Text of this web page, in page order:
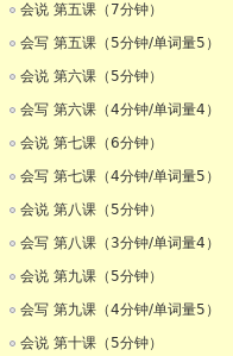
会说 第五课（7分钟）
会写 第五课（5分钟/单词量5）
会说 第六课（5分钟）
会写 第六课（4分钟/单词量4）
会说 第七课（6分钟）
会写 第七课（4分钟/单词量5）
会说 第八课（5分钟）
会写 第八课（3分钟/单词量4）
会说 第九课（5分钟）
会写 第九课（4分钟/单词量5）
会说 第十课（5分钟）